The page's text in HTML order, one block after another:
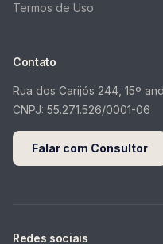
Termos de Uso
Contato
Rua dos Carijós 244, 15º
CNPJ: 55.271.526/0001-06
Falar com Consultor
Redes sociais